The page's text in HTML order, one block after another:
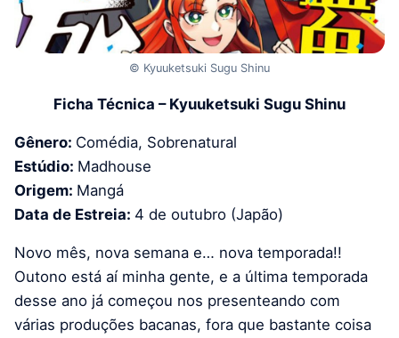
© Kyuuketsuki Sugu Shinu
Ficha Técnica – Kyuuketsuki Sugu Shinu
Gênero: Comédia, Sobrenatural
Estúdio: Madhouse
Origem: Mangá
Data de Estreia: 4 de outubro (Japão)
Novo mês, nova semana e… nova temporada!!
Outono está aí minha gente, e a última temporada
desse ano já começou nos presenteando com
várias produções bacanas, fora que bastante coisa